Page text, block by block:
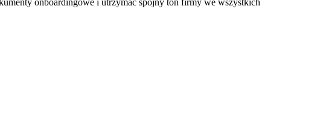
onboardingowe i utrzymać spójny ton firmy we wszystkich